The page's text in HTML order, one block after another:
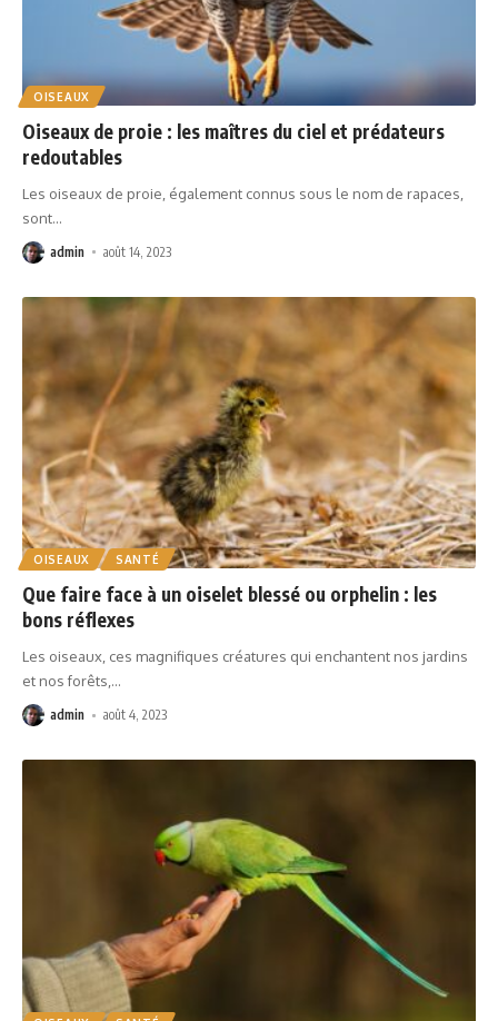
OISEAUX
Oiseaux de proie : les maîtres du ciel et prédateurs
redoutables
Les oiseaux de proie, également connus sous le nom de rapaces,
sont…
admin août 14, 2023
OISEAUX SANTÉ
Que faire face à un oiselet blessé ou orphelin : les
bons réflexes
Les oiseaux, ces magnifiques créatures qui enchantent nos jardins
et nos forêts,…
admin août 4, 2023